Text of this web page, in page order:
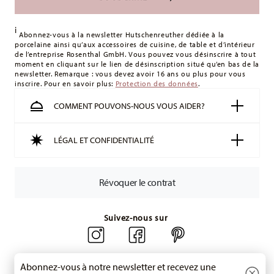
les frais de livraison ici.
montant minimum de commande est de 135 £. La livraison
est offerte.
Suisse : Les livraisons en Suisse sont gratuites à partir de
49,90 CHF. Pour toute commande inférieure à 49,90 CHF, les
Suivi :
Vous recevrez un code de suivi par e-mail dès que
Délai de livraison en France : 5-7 jours ouvrables pour les
articles en stock. Vous pouvez consulter les délais de
Pour les retours, veuillez utiliser notre
i Abonnez-vous à la newsletter Hutschenreuther dédiée à la
porcelaine ainsi qu’aux accessoires de cuisine, de table et d’intérieur
de l’entreprise Rosenthal GmbH. Vous pouvez vous désinscrire à tout
moment en cliquant sur le lien de désinscription situé qu’en bas de la
newsletter. Remarque : vous devez avoir 16 ans ou plus pour vous
inscrire. Pour en savoir plus: Protection des données.
COMMENT POUVONS-NOUS VOUS AIDER?
LÉGAL ET CONFIDENTIALITÉ
Révoquer le contrat
Suivez-nous sur
Abonnez-vous à notre newsletter et recevez une